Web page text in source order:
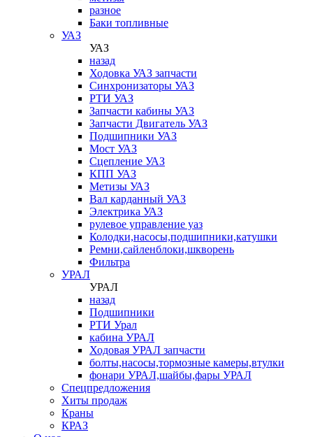
разное
Баки топливные
УАЗ
УАЗ
назад
Ходовка УАЗ запчасти
Синхронизаторы УАЗ
РТИ УАЗ
Запчасти кабины УАЗ
Запчасти Двигатель УАЗ
Подшипники УАЗ
Мост УАЗ
Сцепление УАЗ
КПП УАЗ
Метизы УАЗ
Вал карданный УАЗ
Электрика УАЗ
рулевое управление уаз
Колодки,насосы,подшипники,катушки
Ремни,сайленблоки,шкворень
Фильтра
УРАЛ
УРАЛ
назад
Подшипники
РТИ Урал
кабина УРАЛ
Ходовая УРАЛ запчасти
болты,насосы,тормозные камеры,втулки
фонари УРАЛ,шайбы,фары УРАЛ
Спецпредложения
Хиты продаж
Краны
КРАЗ